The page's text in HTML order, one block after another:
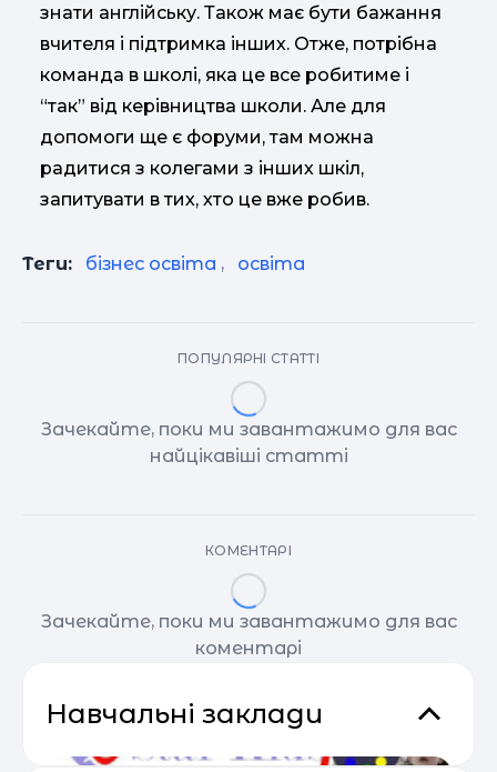
знати англійську. Також має бути бажання
вчителя і підтримка інших. Отже, потрібна
команда в школі, яка це все робитиме і
“так” від керівництва школи. Але для
допомоги ще є форуми, там можна
радитися з колегами з інших шкіл,
запитувати в тих, хто це вже робив.
Теги: бізнес освіта , освіта
ПОПУЛЯРНІ СТАТТІ
Зачекайте, поки ми завантажимо для вас
найцікавіші статті
КОМЕНТАРІ
Зачекайте, поки ми завантажимо для вас
коментарі
Навчальні заклади